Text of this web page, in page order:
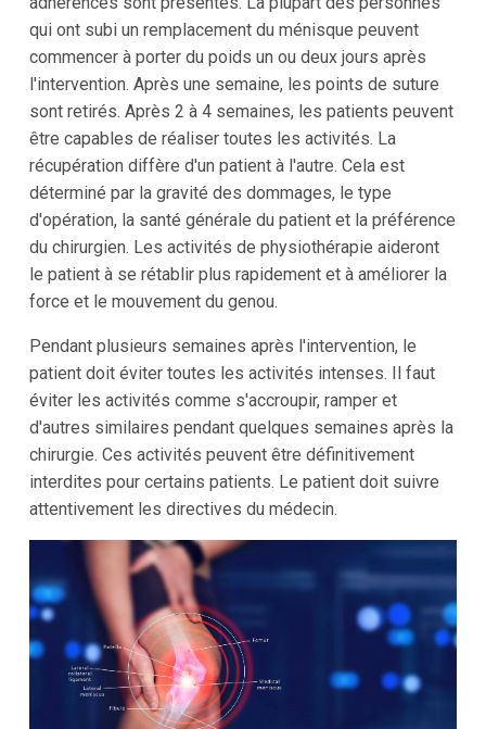
qui ont subi un remplacement du ménisque peuvent
commencer à porter du poids un ou deux jours après
l'intervention. Après une semaine, les points de suture
sont retirés. Après 2 à 4 semaines, les patients peuvent
être capables de réaliser toutes les activités. La
récupération diffère d'un patient à l'autre. Cela est
déterminé par la gravité des dommages, le type
d'opération, la santé générale du patient et la préférence
du chirurgien. Les activités de physiothérapie aideront
le patient à se rétablir plus rapidement et à améliorer la
force et le mouvement du genou.
Pendant plusieurs semaines après l'intervention, le
patient doit éviter toutes les activités intenses. Il faut
éviter les activités comme s'accroupir, ramper et
d'autres similaires pendant quelques semaines après la
chirurgie. Ces activités peuvent être définitivement
interdites pour certains patients. Le patient doit suivre
attentivement les directives du médecin.